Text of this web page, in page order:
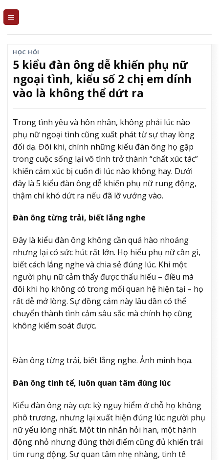
HỌC HỎI
5 kiểu đàn ông dễ khiến phụ nữ
ngoại tình, kiểu số 2 chị em dính
vào là không thể dứt ra
Trong tình yêu và hôn nhân, không phải lúc nào
phụ nữ ngoại tình cũng xuất phát từ sự thay lòng
đổi dạ. Đôi khi, chính những kiểu đàn ông họ gặp
trong cuộc sống lại vô tình trở thành “chất xúc tác”
khiến cảm xúc bị cuốn đi lúc nào không hay. Dưới
đây là 5 kiểu đàn ông dễ khiến phụ nữ rung động,
thậm chí khó dứt ra nếu đã lỡ vướng vào.
Đàn ông từng trải, biết lắng nghe
Đây là kiểu đàn ông không cần quá hào nhoáng
nhưng lại có sức hút rất lớn. Họ hiểu phụ nữ cần gì,
biết cách lắng nghe và chia sẻ đúng lúc. Khi một
người phụ nữ cảm thấy được thấu hiểu – điều mà
đôi khi họ không có trong mối quan hệ hiện tại – họ
rất dễ mở lòng. Sự đồng cảm này lâu dần có thể
chuyển thành tình cảm sâu sắc mà chính họ cũng
không kiểm soát được.
Đàn ông từng trải, biết lắng nghe. Ảnh minh họa.
Đàn ông tinh tế, luôn quan tâm đúng lúc
Kiểu đàn ông này cực kỳ nguy hiểm ở chỗ họ không
phô trương, nhưng lại xuất hiện đúng lúc người phụ
nữ yếu lòng nhất. Một tin nhắn hỏi han, một hành
động nhỏ nhưng đúng thời điểm cũng đủ khiến trái
tim rung động. Sự quan tâm nhẹ nhàng, tinh tế